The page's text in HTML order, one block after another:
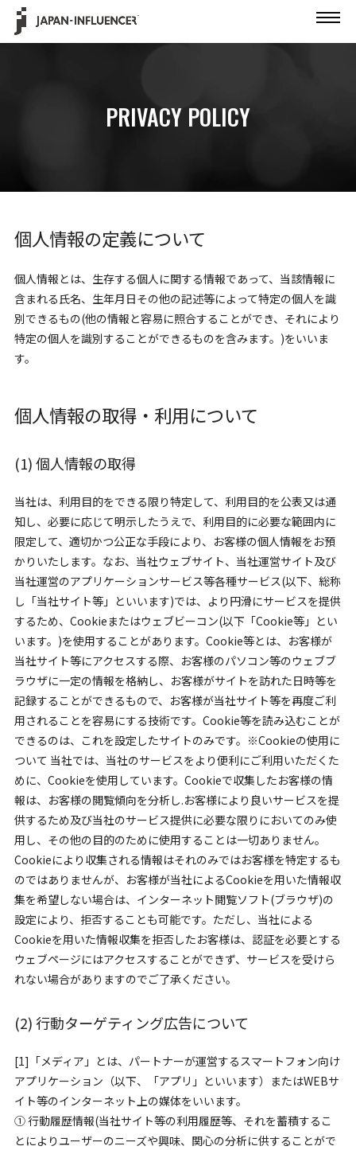
PRIVACY POLICY
個人情報の定義について
個人情報とは、生存する個人に関する情報であって、当該情報に
含まれる氏名、生年月日その他の記述等によって特定の個人を識
別できるもの(他の情報と容易に照合することができ、それにより
特定の個人を識別することができるものを含みます。)をいいま
す。
個人情報の取得・利用について
(1) 個人情報の取得
当社は、利用目的をできる限り特定して、利用目的を公表又は通
知し、必要に応じて明示したうえで、利用目的に必要な範囲内に
限定して、適切かつ公正な手段により、お客様の個人情報をお預
かりいたします。なお、当社ウェブサイト、当社運営サイト及び
当社運営のアプリケーションサービス等各種サービス(以下、総称
し「当社サイト等」といいます)では、より円滑にサービスを提供
するため、Cookieまたはウェブビーコン(以下「Cookie等」とい
います。)を使用することがあります。Cookie等とは、お客様が
当社サイト等にアクセスする際、お客様のパソコン等のウェブブ
ラウザに一定の情報を格納し、お客様がサイトを訪れた日時等を
記録することができるもので、お客様が当社サイト等を再度ご利
用されることを容易にする技術です。Cookie等を読み込むことが
できるのは、これを設定したサイトのみです。※Cookieの使用に
ついて 当社では、当社のサービスをより便利にご利用いただくた
めに、Cookieを使用しています。Cookieで収集したお客様の情
報は、お客様の閲覧傾向を分析し.お客様により良いサービスを提
供するため及び当社のサービス提供に必要な限りにおいてのみ使
用し、その他の目的のために使用することは一切ありません。
Cookieにより収集される情報はそれのみではお客様を特定するも
のではありませんが、お客様が当社によるCookieを用いた情報収
集を希望しない場合は、インターネット閲覧ソフト(ブラウザ)の
設定により、拒否することも可能です。ただし、当社による
Cookieを用いた情報収集を拒否したお客様は、認証を必要とする
ウェブページにはアクセスすることができず、サービスを受けら
れない場合がありますのでご了承ください。
(2) 行動ターゲティング広告について
[1]「メディア」とは、パートナーが運営するスマートフォン向け
アプリケーション（以下、「アプリ」といいます）またはWEBサ
イト等のインターネット上の媒体をいいます。
① 行動履歴情報(当社サイト等の利用履歴等、それを蓄積するこ
とによりユーザーのニーズや興味、関心の分析に供することがで